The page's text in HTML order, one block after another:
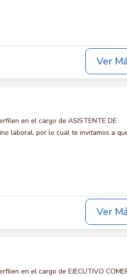
Ver
en el cargo de ASISTENTE DE
laboral, por lo cual te invitamos a
Ver
en el cargo de EJECUTIVO